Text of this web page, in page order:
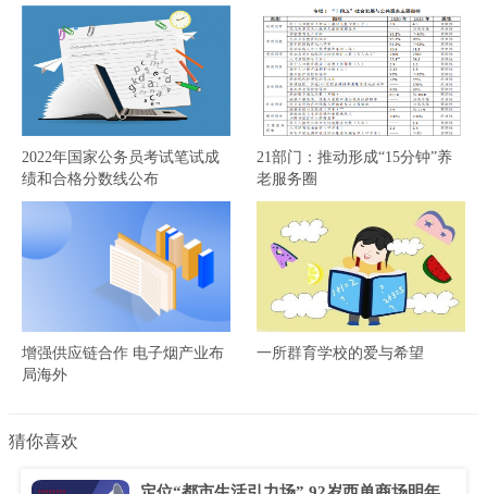
2022年国家公务员考试笔试成
绩和合格分数线公布
21部门：推动形成“15分钟”养
老服务圈
增强供应链合作 电子烟产业布
局海外
一所群育学校的爱与希望
猜你喜欢